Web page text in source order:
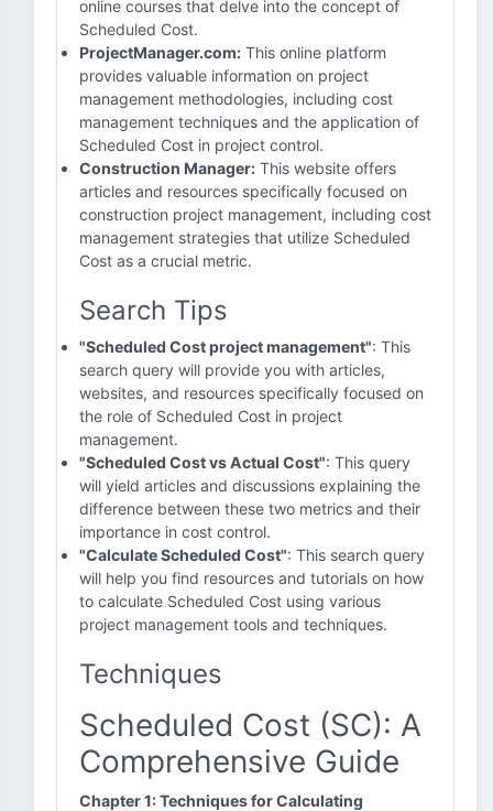
online courses that delve into the concept of
Scheduled Cost.
ProjectManager.com: This online platform
provides valuable information on project
management methodologies, including cost
management techniques and the application of
Scheduled Cost in project control.
Construction Manager: This website offers
articles and resources specifically focused on
construction project management, including cost
management strategies that utilize Scheduled
Cost as a crucial metric.
Search Tips
"Scheduled Cost project management": This
search query will provide you with articles,
websites, and resources specifically focused on
the role of Scheduled Cost in project
management.
"Scheduled Cost vs Actual Cost": This query
will yield articles and discussions explaining the
difference between these two metrics and their
importance in cost control.
"Calculate Scheduled Cost": This search query
will help you find resources and tutorials on how
to calculate Scheduled Cost using various
project management tools and techniques.
Techniques
Scheduled Cost (SC): A
Comprehensive Guide
Chapter 1: Techniques for Calculating